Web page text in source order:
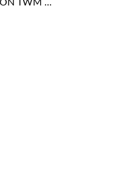
TWM …